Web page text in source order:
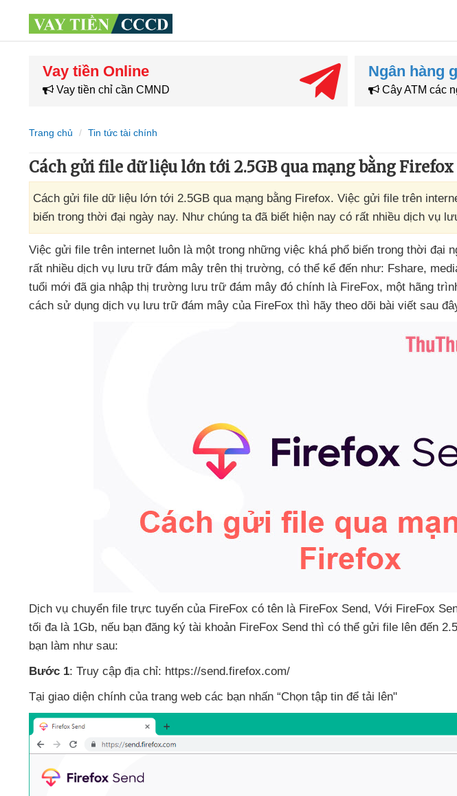
Vay tiền Online
Vay tiền chỉ cần CMND
Ngân hàng
Cây ATM các
Trang chủ Tin tức tài chính
Cách gửi file dữ liệu lớn tới 2.5GB qua mạng bằng Firefox
Cách gửi file dữ liệu lớn tới 2.5GB qua mạng bằng Firefox. Việc gửi file trên
biến trong thời đại ngày nay. Như chúng ta đã biết hiện nay có rất nhiều dịch vụ
Việc gửi file trên internet luôn là một trong những việc khá phổ biến trong thời đại
rất nhiều dịch vụ lưu trữ đám mây trên thị trường, có thể kể đến như: Fshare,
tuổi mới đã gia nhập thị trường lưu trữ đám mây đó chính là FireFox, một hãng
cách sử dụng dịch vụ lưu trữ đám mây của FireFox thì hãy theo dõi bài viết sau
Dịch vụ chuyển file trực tuyến của FireFox có tên là FireFox Send, Với FireFox
tối đa là 1Gb, nếu bạn đăng ký tài khoản FireFox Send thì có thể gửi file lên đến
bạn làm như sau:
Bước 1: Truy cập địa chỉ: https://send.firefox.com/
Tại giao diện chính của trang web các bạn nhấn “Chọn tập tin để tải lên"